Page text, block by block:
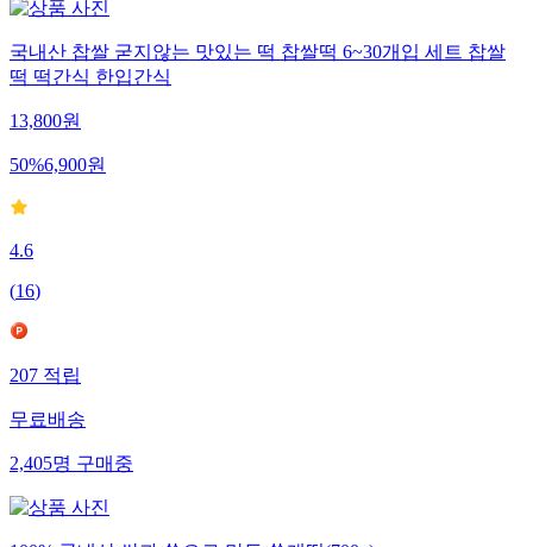
국내산 찹쌀 굳지않는 맛있는 떡 찹쌀떡 6~30개입 세트 찹쌀
떡 떡간식 한입간식
13,800원
50%6,900원
4.6
(16)
207적립
무료배송
2,405명구매중